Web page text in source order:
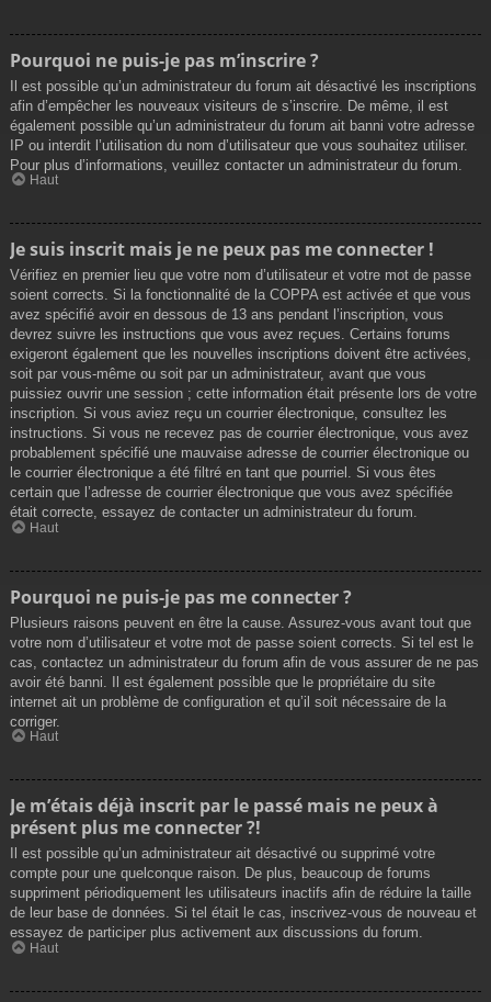
Pourquoi ne puis-je pas m’inscrire ?
Il est possible qu’un administrateur du forum ait désactivé les inscriptions
afin d’empêcher les nouveaux visiteurs de s’inscrire. De même, il est
également possible qu’un administrateur du forum ait banni votre adresse
IP ou interdit l’utilisation du nom d’utilisateur que vous souhaitez utiliser.
Pour plus d’informations, veuillez contacter un administrateur du forum.
Haut
Je suis inscrit mais je ne peux pas me connecter !
Vérifiez en premier lieu que votre nom d’utilisateur et votre mot de passe
soient corrects. Si la fonctionnalité de la COPPA est activée et que vous
avez spécifié avoir en dessous de 13 ans pendant l’inscription, vous
devrez suivre les instructions que vous avez reçues. Certains forums
exigeront également que les nouvelles inscriptions doivent être activées,
soit par vous-même ou soit par un administrateur, avant que vous
puissiez ouvrir une session ; cette information était présente lors de votre
inscription. Si vous aviez reçu un courrier électronique, consultez les
instructions. Si vous ne recevez pas de courrier électronique, vous avez
probablement spécifié une mauvaise adresse de courrier électronique ou
le courrier électronique a été filtré en tant que pourriel. Si vous êtes
certain que l’adresse de courrier électronique que vous avez spécifiée
était correcte, essayez de contacter un administrateur du forum.
Haut
Pourquoi ne puis-je pas me connecter ?
Plusieurs raisons peuvent en être la cause. Assurez-vous avant tout que
votre nom d’utilisateur et votre mot de passe soient corrects. Si tel est le
cas, contactez un administrateur du forum afin de vous assurer de ne pas
avoir été banni. Il est également possible que le propriétaire du site
internet ait un problème de configuration et qu’il soit nécessaire de la
corriger.
Haut
Je m’étais déjà inscrit par le passé mais ne peux à
présent plus me connecter ?!
Il est possible qu’un administrateur ait désactivé ou supprimé votre
compte pour une quelconque raison. De plus, beaucoup de forums
suppriment périodiquement les utilisateurs inactifs afin de réduire la taille
de leur base de données. Si tel était le cas, inscrivez-vous de nouveau et
essayez de participer plus activement aux discussions du forum.
Haut